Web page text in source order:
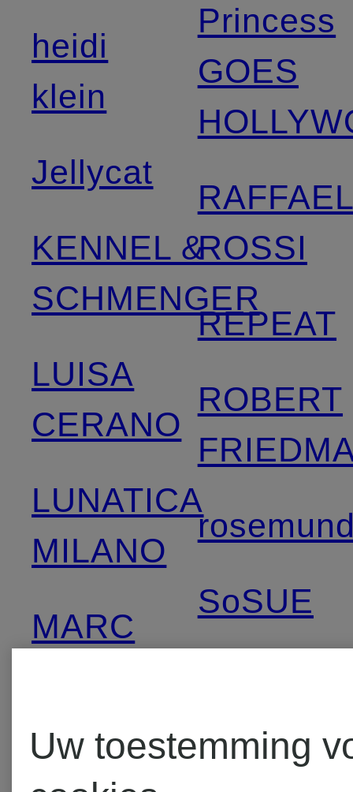
heidi
klein
Jellycat
KENNEL &
SCHMENGER
LUISA
CERANO
LUNATICA
MILANO
MARC
MARC
Princess
GOES
ROSSI
REPEAT
ROBERT
SoSUE
Max
Uw toestemming